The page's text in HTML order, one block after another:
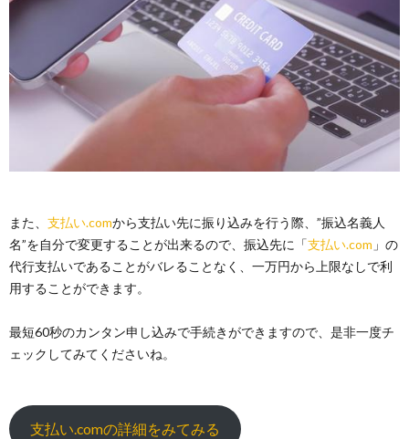
また、 支払い.comから支払い先に振り込みを行う際、”振込名義人
名”を自分で変更することが出来るので、振込先に「支払い.com 」の
代行支払いであることがバレることなく、一万円から上限なしで利
用することができます。
最短60秒のカンタン申し込みで手続きができますので、是非一度チ
ェックしてみてくださいね。
支払い.comの詳細をみてみる